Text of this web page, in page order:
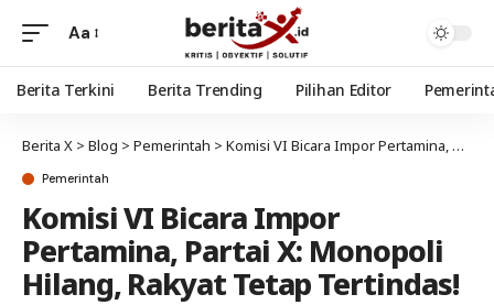
Aa
Berita Terkini Berita Trending Pilihan Editor
Berita X > Blog > Pemerintah > Komisi VI Bicara Impor Pertamina, Partai X: Monopoli Hilang, Rakyat Tetap Tertindas!
Pemerintah
Komisi VI Bicara Impor
Pertamina, Partai X: Monopoli
Hilang, Rakyat Tetap Tertindas!